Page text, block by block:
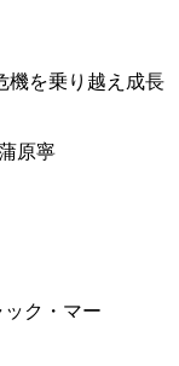
機を乗り越え成長
原寧
ク・マー